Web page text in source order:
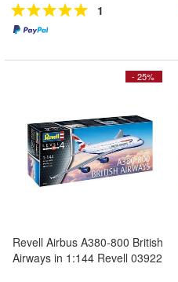
1
- 25%
Revell Airbus A380-800 British
Airways in 1:144 Revell 03922